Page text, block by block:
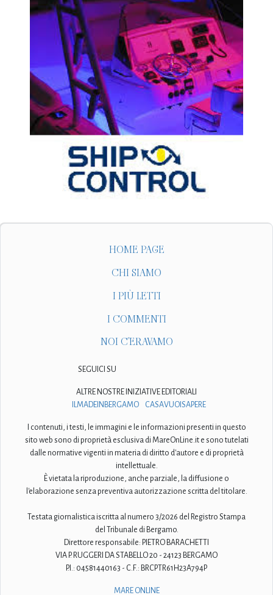
HOME PAGE
CHI SIAMO
I PIÙ LETTI
I COMMENTI
NOI C'ERAVAMO
SEGUICI SU
ALTRE NOSTRE INIZIATIVE EDITORIALI
ILMADEINBERGAMO
CASAVUOISAPERE
I contenuti, i testi, le immagini e le informazioni presenti in questo
sito web sono di proprietà esclusiva di MareOnLine.it e sono tutelati
dalle normative vigenti in materia di diritto d'autore e di proprietà
intellettuale.
È vietata la riproduzione, anche parziale, la diffusione o
l'elaborazione senza preventiva autorizzazione scritta del titolare.
Testata giornalistica iscritta al numero 3/2026 del Registro Stampa
del Tribunale di Bergamo.
Direttore responsabile: PIETRO BARACHETTI
VIA P. RUGGERI DA STABELLO 20 - 24123 BERGAMO
P.I.: 04581440163 - C.F.: BRCPTR61H23A794P
MARE ONLINE